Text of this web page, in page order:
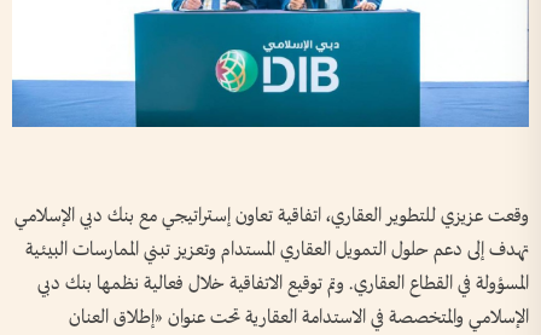
وقعت عزيزي للتطوير العقاري، اتفاقية تعاون إستراتيجي مع بنك دبي الإسلامي
تهدف إلى دعم حلول التمويل العقاري المستدام وتعزيز تبني الممارسات البيئية
المسؤولة في القطاع العقاري. وتم توقيع الاتفاقية خلال فعالية نظمها بنك دبي
الإسلامي والمتخصصة في الاستدامة العقارية تحت عنوان «إطلاق العنان